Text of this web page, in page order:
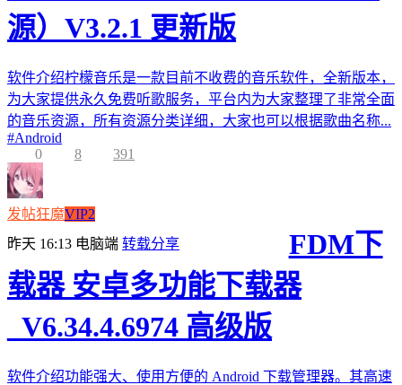
源）V3.2.1 更新版
软件介绍柠檬音乐是一款目前不收费的音乐软件，全新版本，
为大家提供永久免费听歌服务，平台内为大家整理了非常全面
的音乐资源，所有资源分类详细，大家也可以根据歌曲名称...
#Android
0
8 391
发帖狂魔VIP2
昨天 16:13 电脑端 转载分享
FDM下
载器 安卓多功能下载器
_V6.34.4.6974 高级版
软件介绍功能强大、使用方便的 Android 下载管理器。其高速